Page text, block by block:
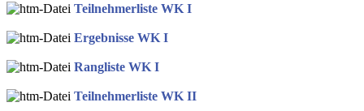
Teilnehmerliste WK I
Ergebnisse WK I
Rangliste WK I
Teilnehmerliste WK II